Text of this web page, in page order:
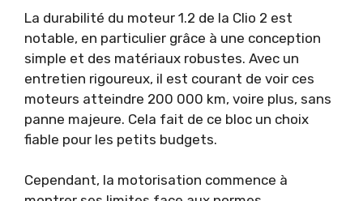
La durabilité du moteur 1.2 de la Clio 2 est
notable, en particulier grâce à une conception
simple et des matériaux robustes. Avec un
entretien rigoureux, il est courant de voir ces
moteurs atteindre 200 000 km, voire plus, sans
panne majeure. Cela fait de ce bloc un choix
fiable pour les petits budgets.
Cependant, la motorisation commence à